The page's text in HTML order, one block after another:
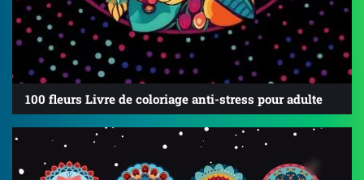
100 fleurs Livre de coloriage anti-stress pour adulte